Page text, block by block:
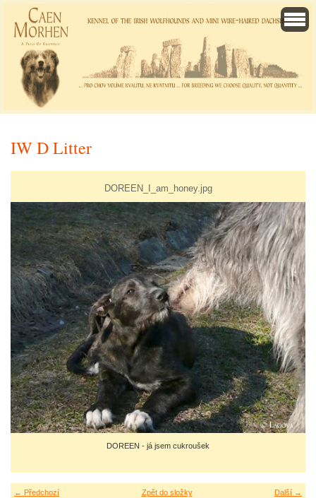
IW D Litter
DOREEN_I_am_honey.jpg
DOREEN - já jsem cukroušek
← Předchozí Další →
Zpět do složky